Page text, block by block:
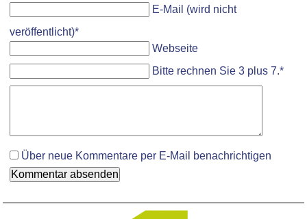
Pflichtfeld
E-Mail (wird nicht
veröffentlicht)*
Webseite
Bitte rechnen Sie 3 plus 7.*
Über neue Kommentare per E-Mail benachrichtigen